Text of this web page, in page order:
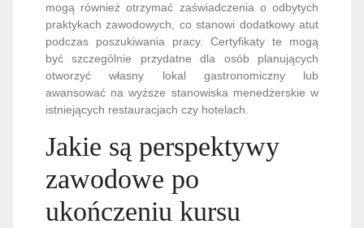
mogą również otrzymać zaświadczenia o odbytych
praktykach zawodowych, co stanowi dodatkowy atut
podczas poszukiwania pracy. Certyfikaty te mogą
być szczególnie przydatne dla osób planujących
otworzyć własny lokal gastronomiczny lub
awansować na wyższe stanowiska menedżerskie w
istniejących restauracjach czy hotelach.
Jakie są perspektywy
zawodowe po
ukończeniu kursu